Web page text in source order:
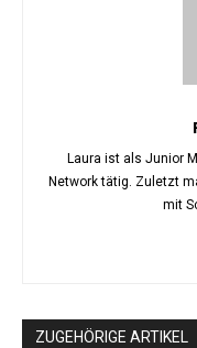
Laura ist als Junior
Network tätig. Zuletzt
mit
ZUGEHÖRIGE ARTIKEL